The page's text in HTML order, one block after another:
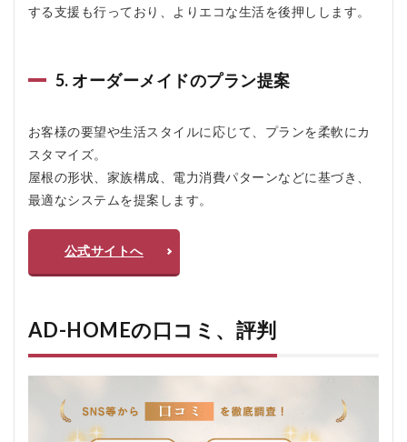
ト
HOME
をおす
すすめ
しない
人
5.1
すめ
する
すめ
AD-
HOME
する支援も行っており、よりエコな生活を後押しします。
5. オーダーメイドのプラン提案
お客様の要望や生活スタイルに応じて、プランを柔軟にカ
スタマイズ。
屋根の形状、家族構成、電力消費パターンなどに基づき、
最適なシステムを提案します。
公式サイトへ
AD-HOMEの口コミ、評判